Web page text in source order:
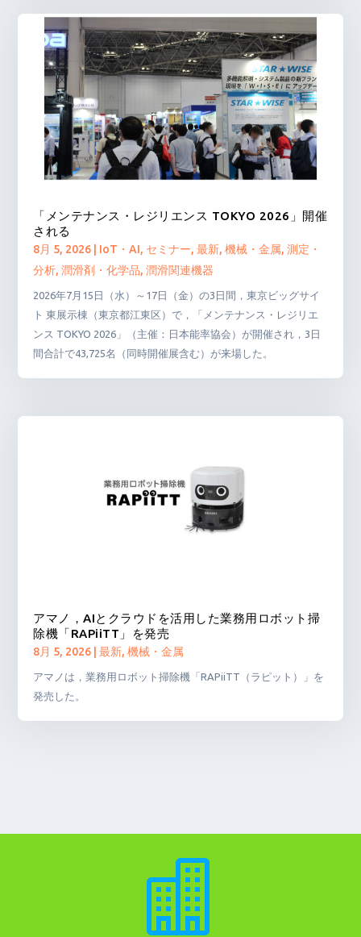
「メンテナンス・レジリエンス TOKYO 2026」開催
される
8月 5, 2026 IoT・AI, セミナー,最新,機械・金属,測定・
分析,潤滑剤・化学品,潤滑関連機器
2026年7月15日（水）～17日（金）の3日間，東京ビッグサイ
ト 東展示棟（東京都江東区）で，「メンテナンス・レジリエ
ンス TOKYO 2026」（主催：日本能率協会）が開催され，3日
間合計で43,725名（同時開催展含む）が来場した。
アマノ，AIとクラウドを活用した業務用ロボット掃
除機「RAPiiTT」を発売
8月 5, 2026 |最新,機械・金属
アマノは，業務用ロボット掃除機「RAPiiTT（ラピット）」を
発売した。
